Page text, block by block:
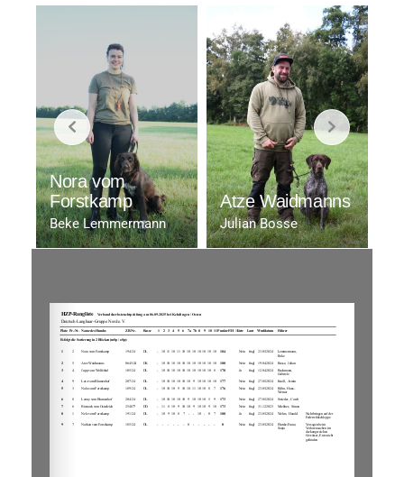
Nora vom
Forstkamp
Beke Lemmermann
Atze Waidmanns
Julian Bosse